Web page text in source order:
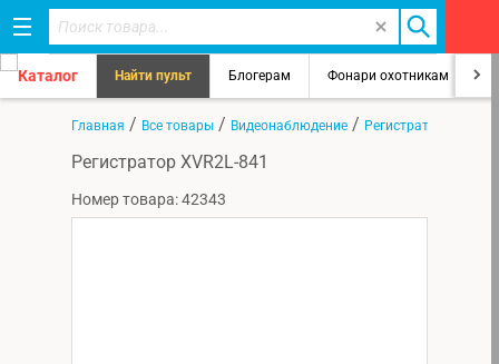
Каталог Найти пульт Блогерам Фонари охотникам
Главная / Все товары / Видеонаблюдение / Регистраторы
Регистратор XVR2L-841
Номер товара: 42343